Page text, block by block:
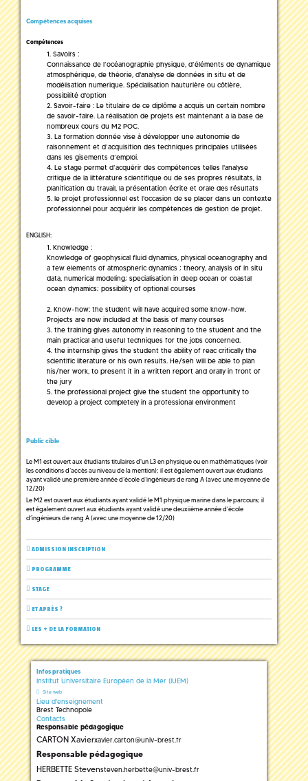
Compétences acquises
Compétences
Savoirs :
Connaissance de l’océanographie physique, d’éléments de dynamique
atmosphérique, de théorie, d'analyse de données in situ et de
modélisation numerique. Spécialisation hauturière ou côtière,
possibilité d'option
Savoir-faire : Le titulaire de ce diplôme a acquis un certain nombre
de savoir-faire. La réalisation de projets est maintenant a la base de
nombreux cours du M2 POC.
La formation donnée vise à développer une autonomie de
raisonnement et d’acquisition des techniques principales utilisées
dans les gisements d’emploi.
Le stage permet d’acquérir des compétences telles l'analyse
critique de la littérature scientifique ou de ses propres résultats, la
planification du travail, la présentation écrite et orale des résultats
le projet professionnel est l'occasion de se placer dans un contexte
professionnel pour acquérir les compétences de gestion de projet.
ENGLISH:
Knowledge :
Knowledge of geophysical fluid dynamics, physical oceanography and
a few elements of atmospheric dynamics ; theory, analysis of in situ
data, numerical modeling; specialisation in deep ocean or coastal
ocean dynamics; possibility of optional courses
Know-how: the student will have acquired some know-how.
Projects are now included at the basis of many courses
the training gives autonomy in reasoning to the student and the
main practical and useful techniques for the jobs concerned.
the internship gives the student the ability of reac critically the
scientific literature or his own results. He/seh will be able to plan
his/her work, to present it in a written report and orally in front of
the jury
the professional project give the student the opportunity to
develop a project completely in a professional environment
Public cible
Le M1 est ouvert aux étudiants titulaires d'un L3 en physique ou en mathématiques (voir
les conditions d’accès au niveau de la mention); il est également ouvert aux étudiants
ayant validé une première année d’école d’ingénieurs de rang A (avec une moyenne de
12/20)
Le M2 est ouvert aux étudiants ayant validé le M1 physique marine dans le parcours; il
est également ouvert aux étudiants ayant validé une deuxiième année d’école
d’ingénieurs de rang A (avec une moyenne de 12/20)
ADMISSION INSCRIPTION
PROGRAMME
STAGE
ET APRÈS ?
LES + DE LA FORMATION
Infos pratiques
Institut Universitaire Européen de la Mer (IUEM)
Site web
Lieu d'enseignement
Brest Technopole
Contacts
Responsable pédagogique
CARTON Xavierxavier.carton@univ-brest.fr
Responsable pédagogique
HERBETTE Stevensteven.herbette@univ-brest.fr